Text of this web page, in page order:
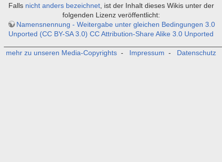
Falls nicht anders bezeichnet, ist der Inhalt dieses Wikis unter der
folgenden Lizenz veröffentlicht:
Namensnennung - Weitergabe unter gleichen Bedingungen 3.0
Unported (CC BY-SA 3.0) CC Attribution-Share Alike 3.0 Unported
mehr zu unseren Media-Copyrights - Impressum - Datenschutz